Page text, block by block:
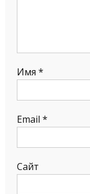
Имя *
Email *
Сайт